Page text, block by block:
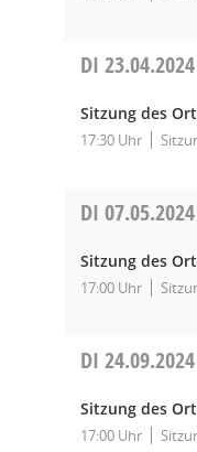
DI23.04.2024
Sitzung des
17:30 Uhr
DI07.05.2024
Sitzung des
17:00 Uhr
DI24.09.2024
Sitzung des
17:00 Uhr